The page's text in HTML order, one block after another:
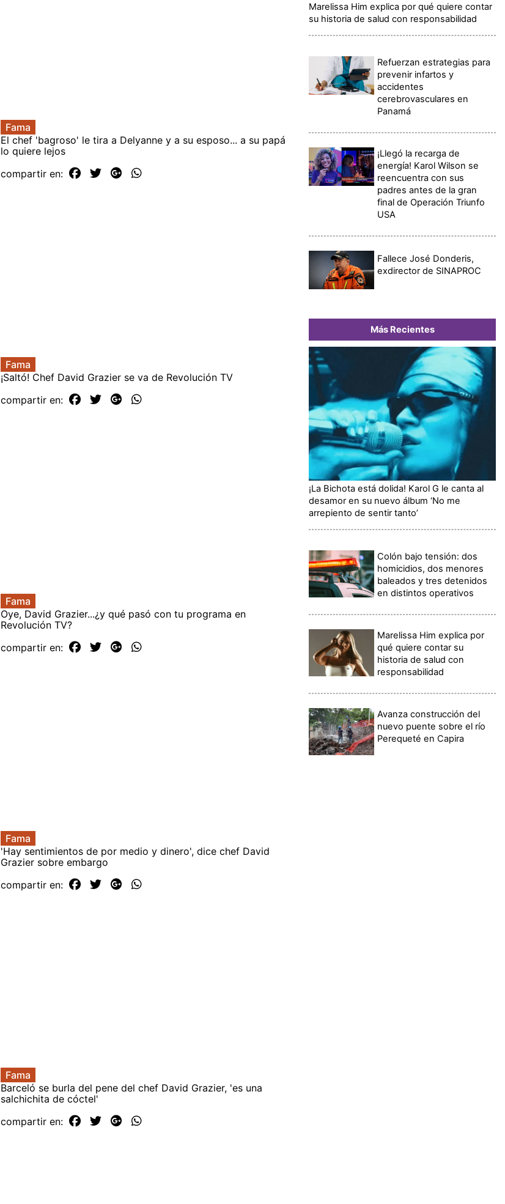
Fama
El chef 'bagroso' le tira a Delyanne y a su esposo... a su papá
lo quiere lejos
compartir en:
Fama
¡Saltó! Chef David Grazier se va de Revolución TV
compartir en:
Fama
Oye, David Grazier...¿y qué pasó con tu programa en
Revolución TV?
compartir en:
Fama
'Hay sentimientos de por medio y dinero', dice chef David
Grazier sobre embargo
compartir en:
Fama
Barceló se burla del pene del chef David Grazier, 'es una
salchichita de cóctel'
compartir en:
Marelissa Him explica por qué quiere contar
su historia de salud con responsabilidad
Refuerzan estrategias para
prevenir infartos y
accidentes
cerebrovasculares en
Panamá
¡Llegó la recarga de
energía! Karol Wilson se
reencuentra con sus
padres antes de la gran
final de Operación Triunfo
USA
Fallece José Donderis,
exdirector de SINAPROC
Más Recientes
¡La Bichota está dolida! Karol G le canta al
desamor en su nuevo álbum ‘No me
arrepiento de sentir tanto’
Colón bajo tensión: dos
homicidios, dos menores
baleados y tres detenidos
en distintos operativos
Marelissa Him explica por
qué quiere contar su
historia de salud con
responsabilidad
Avanza construcción del
nuevo puente sobre el río
Perequeté en Capira